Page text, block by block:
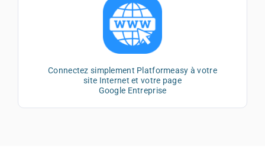
Connectez simplement Platformeasy à votre
site Internet et votre page
Google Entreprise